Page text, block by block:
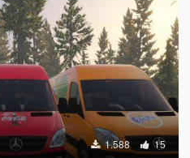
1.588 15